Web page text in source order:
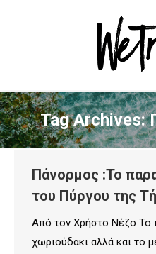
Tag Archives:
Πάνορμος :Το
του Πύργου της
Από τον Χρήστο Νέζο Το
χωριούδακι αλλά και το